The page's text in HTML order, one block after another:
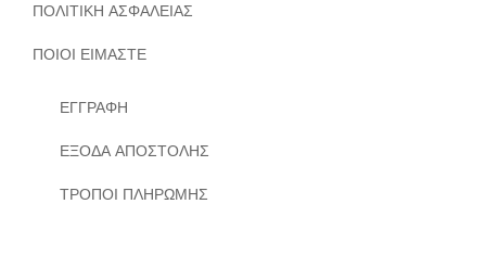
ΠΟΛΙΤΙΚΗ ΑΣΦΑΛΕΙΑΣ
ΠΟΙΟΙ ΕΙΜΑΣΤΕ
ΕΓΓΡΑΦΗ
ΕΞΟΔΑ ΑΠΟΣΤΟΛΗΣ
ΤΡΟΠΟΙ ΠΛΗΡΩΜΗΣ